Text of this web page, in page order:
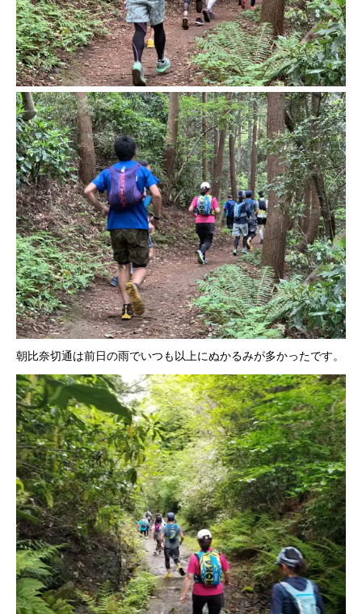
朝比奈切通は前日の雨でいつも以上にぬかるみが多かったです。